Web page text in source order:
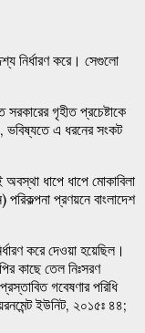
নির্ধারণ করে। সেগুলো
গৃহীত প্রচেষ্টাকে
ভবিষ্যতে এ ধরনের সংকট
ধাপে ধাপে মোকাবিলা
প্রণয়নে বাংলাদেশ
করে দেওয়া হয়েছিল।
কাছে তেল নিঃসরণ
গবেষণার পরিধি
ইউনিট, ২০১৫ঃ ৪৪;